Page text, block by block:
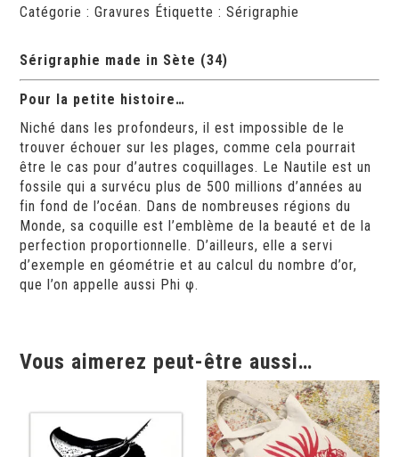
Nautile
Deray
Catégorie :Gravures Étiquette :Sérigraphie
Sérigraphie made in Sète (34)
Pour la petite histoire…
Niché dans les profondeurs, il est impossible de le
trouver échouer sur les plages, comme cela pourrait
être le cas pour d’autres coquillages. Le Nautile est un
fossile qui a survécu plus de 500 millions d’années au
fin fond de l’océan. Dans de nombreuses régions du
Monde, sa coquille est l’emblème de la beauté et de la
perfection proportionnelle. D’ailleurs, elle a servi
d’exemple en géométrie et au calcul du nombre d’or,
que l’on appelle aussi Phi φ.
Vous aimerez peut-être aussi…